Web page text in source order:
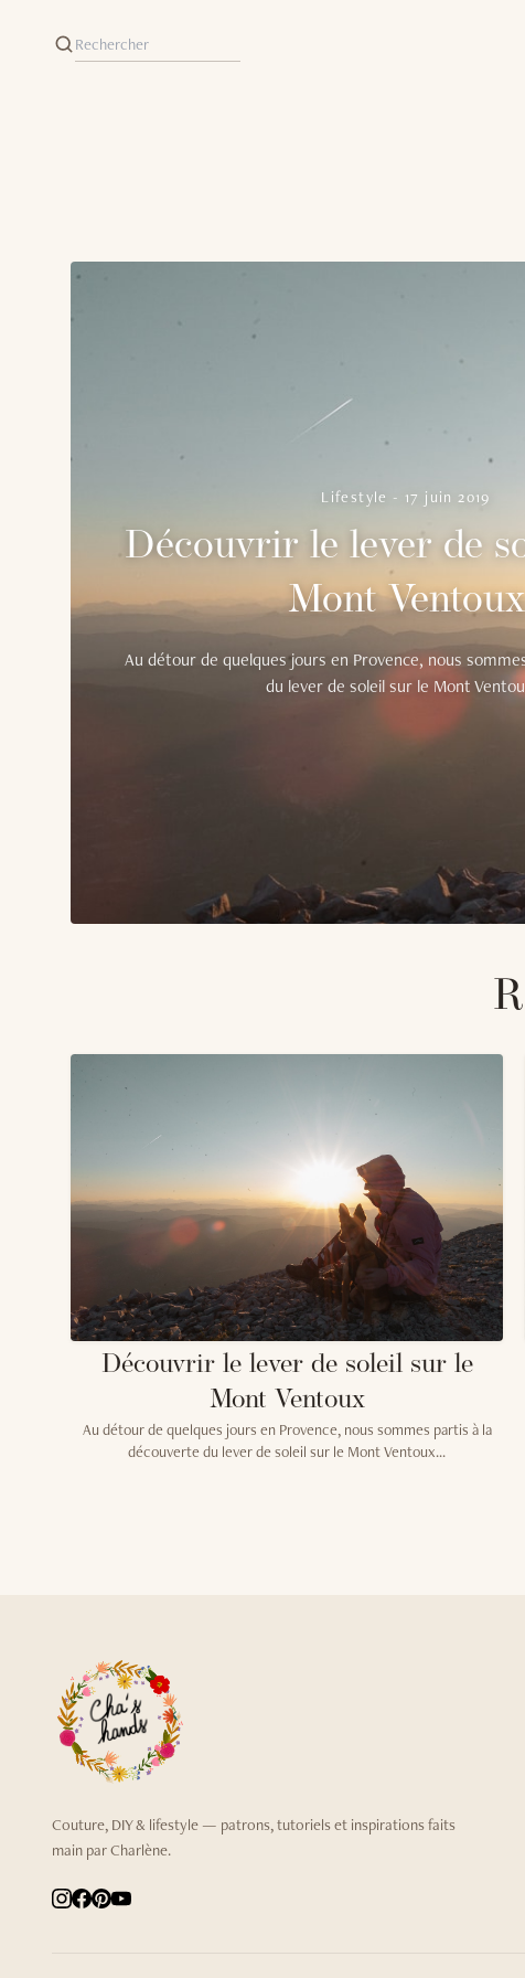
Lifestyle - 17 juin 2019
Découvrir le lever de
Mont Ventoux
Au détour de quelques jours en Provence, nous
du lever de soleil sur le Mont
Découvrir le lever de soleil sur le
Mont Ventoux
Au détour de quelques jours en Provence, nous sommes partis à la
découverte du lever de soleil sur le Mont Ventoux...
Couture, DIY & lifestyle — patrons, tutoriels et inspirations faits
main par Charlène.